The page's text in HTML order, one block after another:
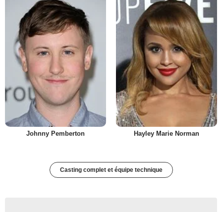
Johnny Pemberton Hayley Marie Norman
Casting complet et équipe technique